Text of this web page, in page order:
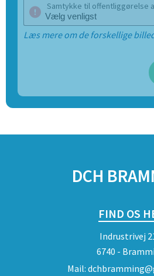
Samtykke til offentliggørelse
Læs mere om de forskellige
DCH
FIND OS
Indrustrivej
6740 -
Mail: